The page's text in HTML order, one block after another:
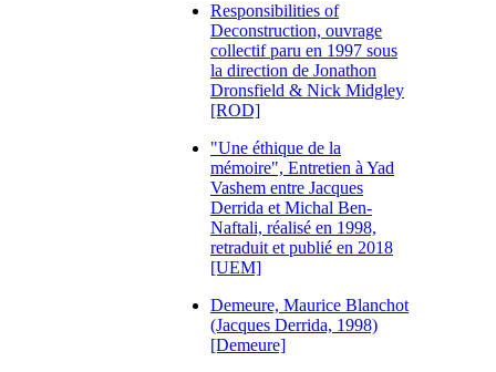
Responsibilities of
Deconstruction, ouvrage
collectif paru en 1997 sous
la direction de Jonathon
Dronsfield & Nick Midgley
[ROD]
"Une éthique de la
mémoire", Entretien à Yad
Vashem entre Jacques
Derrida et Michal Ben-
Naftali, réalisé en 1998,
retraduit et publié en 2018
[UEM]
Demeure, Maurice Blanchot
(Jacques Derrida, 1998)
[Demeure]